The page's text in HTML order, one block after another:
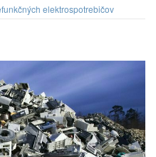
elektrospotrebičov